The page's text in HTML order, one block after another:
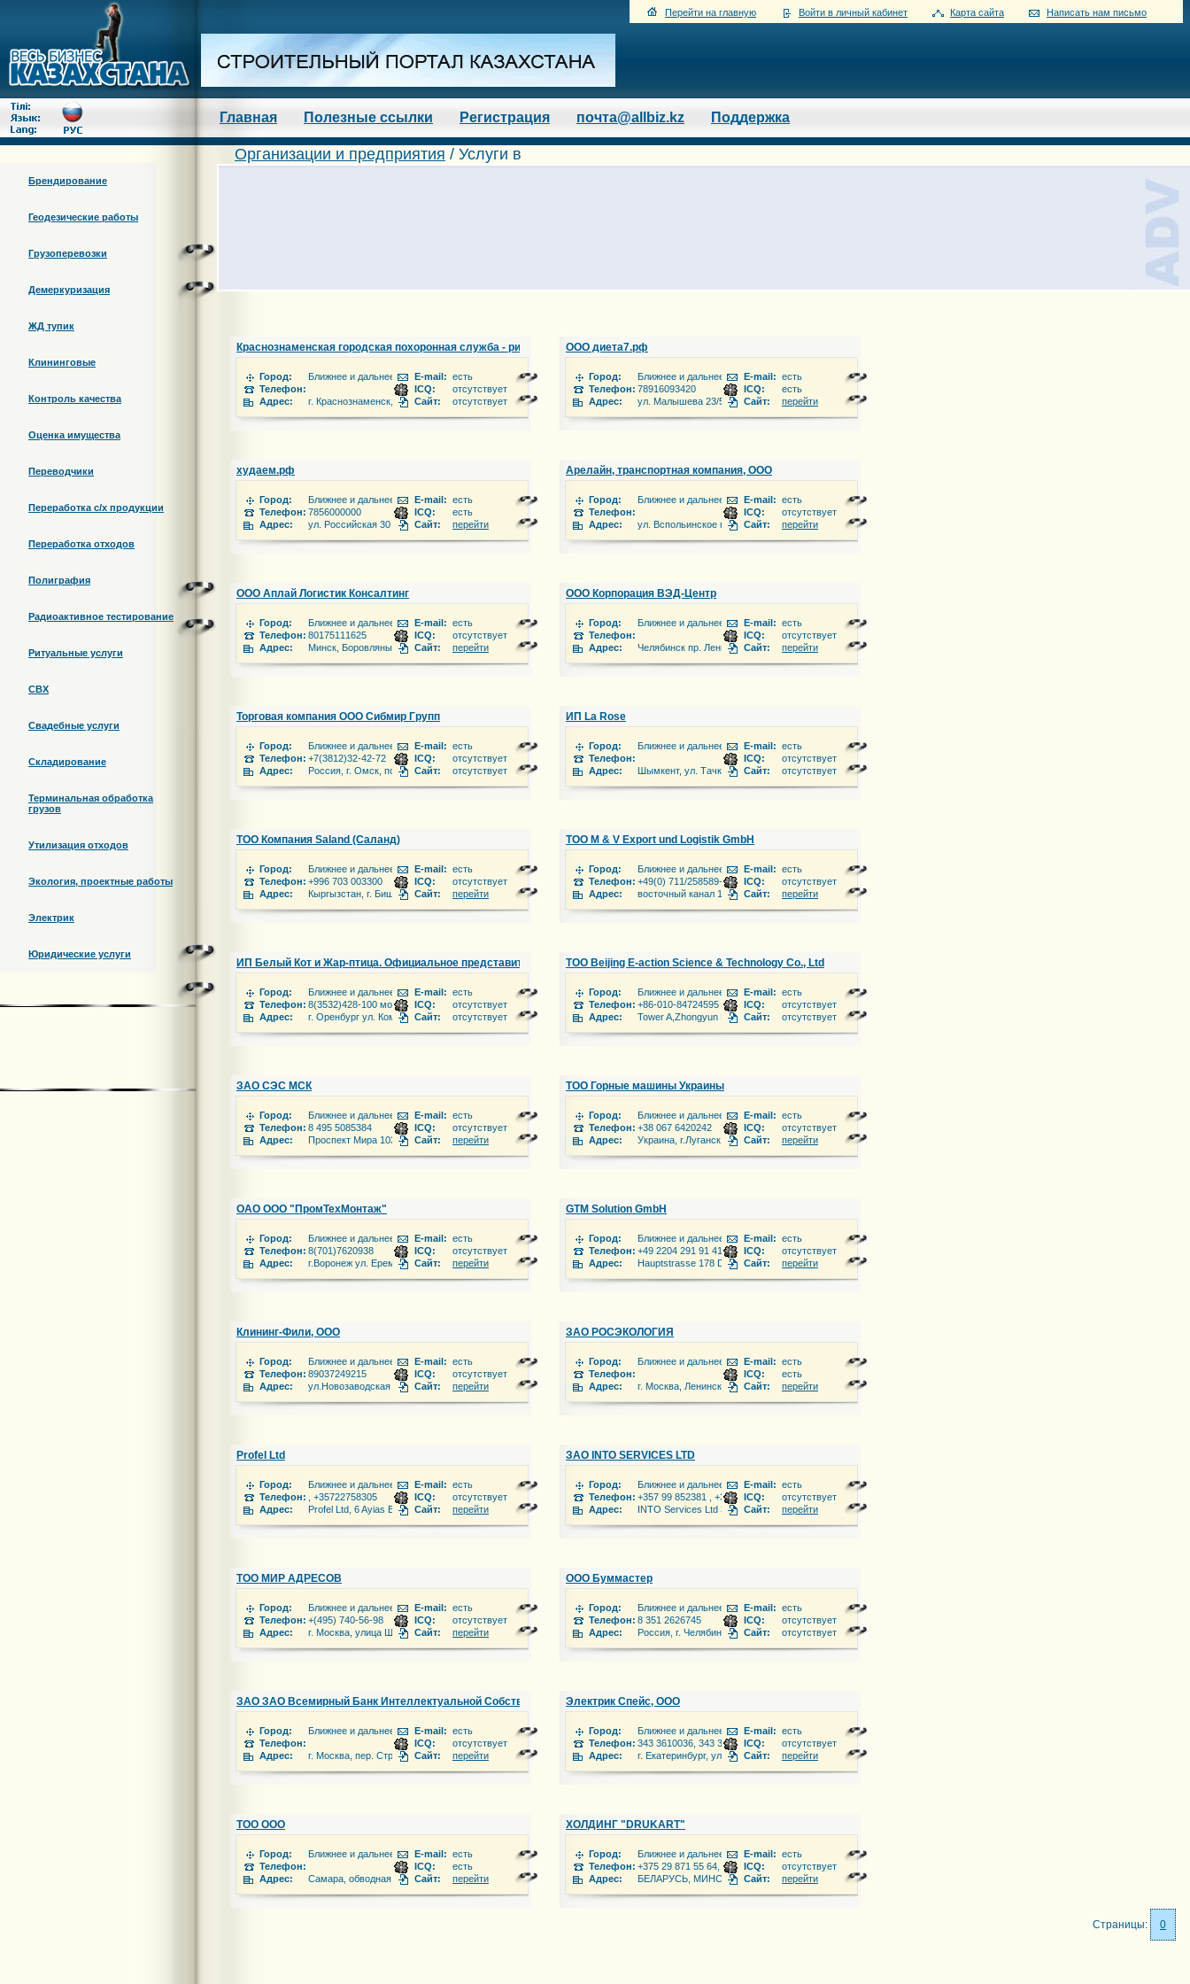
Перейти на главную Войти в личный кабинет Карта сайта Написать нам письмо
Главная Полезные ссылки Регистрация почта@allbiz.kz Поддержка
Брендирование
Геодезические работы
Грузоперевозки
Демеркуризация
ЖД тупик
Клининговые
Контроль качества
Оценка имущества
Переводчики
Переработка c/х продукции
Переработка отходов
Полиграфия
Радиоактивное тестирование
Ритуальные услуги
СВХ
Свадебные услуги
Складирование
Терминальная обработка
грузов
Утилизация отходов
Экология, проектные работы
Электрик
Юридические услуги
Организации и предприятия / Услуги в
Краснознаменская городская похоронная служба - ритуальные услуги в Краснознаменске
Город:
Ближнее и дальнее зарубежье
Телефон:
Адрес:
г. Краснознаменск, ул. Победы
E-mail: есть
ICQ:
отсутствует
Сайт:
отсутствует
OOO диета7.рф
Город:
Ближнее и дальнее зарубежье
Телефон: 78916093420
Адрес:
ул. Малышева 23/5
E-mail: есть
ICQ:
есть
Сайт:
перейти
худаем.рф
Город:
Ближнее и дальнее зарубежье
Телефон: 7856000000
Адрес:
ул. Российская 30 офис 54
E-mail: есть
ICQ:
есть
Сайт:
перейти
Арелайн, транспортная компания, ООО
Город:
Ближнее и дальнее зарубежье
Телефон:
Адрес:
ул. Вспольинское поле 2, этаж 3
E-mail: есть
ICQ:
отсутствует
Сайт:
перейти
ООО Аплай Логистик Консалтинг
Город:
Ближнее и дальнее зарубежье
Телефон: 80175111625
Адрес:
Минск, Боровляны, ул. 40 лет Победы 23а
E-mail: есть
ICQ:
отсутствует
Сайт:
перейти
ООО Корпорация ВЭД-Центр
Город:
Ближнее и дальнее зарубежье
Телефон:
Адрес:
Челябинск пр. Ленина 89 оф. 514-515
E-mail: есть
ICQ:
отсутствует
Сайт:
перейти
Торговая компания ООО Сибмир Групп
Город:
Ближнее и дальнее зарубежье
Телефон: +7(3812)32-42-72
Адрес:
Россия, г. Омск, пос. Биофабрика 30/1
E-mail: есть
ICQ:
отсутствует
Сайт:
отсутствует
ИП La Rose
Город:
Ближнее и дальнее зарубежье
Телефон:
Адрес:
Шымкент, ул. Тачке Хана 8
E-mail: есть
ICQ:
отсутствует
Сайт:
отсутствует
ТОО Компания Saland (Саланд)
Город:
Ближнее и дальнее зарубежье
Телефон: +996 703 003300
Адрес:
Кыргызстан, г. Бишкек, ул. Тыныстанова, 197/1
E-mail: есть
ICQ:
отсутствует
Сайт:
перейти
ТОО M & V Export und Logistik GmbH
Город:
Ближнее и дальнее зарубежье
Телефон: +49(0) 711/258589-70
Адрес:
восточный канал 11
E-mail: есть
ICQ:
отсутствует
Сайт:
перейти
ИП Белый Кот и Жар-птица. Официальное представительство РЦК Оренбург
Город:
Ближнее и дальнее зарубежье
Телефон: 8(3532)428-100 моб: 8(3532)21-73-40 моб:
Адрес:
г. Оренбург ул. Комсомольская 26 ТД «Фортуна» 3 этаж
E-mail: есть
ICQ:
отсутствует
Сайт:
отсутствует
ТОО Beijing E-action Science & Technology Co., Ltd
Город:
Ближнее и дальнее зарубежье
Телефон: +86-010-84724595
Адрес:
Tower A,Zhongyun Building,Wangjing Lize zhongjie,Chaoyang Districnt,Beijing,China
E-mail: есть
ICQ:
отсутствует
Сайт:
отсутствует
ЗАО СЭС МСК
Город:
Ближнее и дальнее зарубежье
Телефон: 8 495 5085384
Адрес:
Проспект Мира 103
E-mail: есть
ICQ:
отсутствует
Сайт:
перейти
ТОО Горные машины Украины
Город:
Ближнее и дальнее зарубежье
Телефон: +38 067 6420242
Адрес:
Украина, г.Луганск, ул. В.Пятёркина, 30
E-mail: есть
ICQ:
отсутствует
Сайт:
перейти
ОАО ООО "ПромТехМонтаж"
Город:
Ближнее и дальнее зарубежье
Телефон: 8(701)7620938
Адрес:
г.Воронеж ул. Еремеева 6
E-mail: есть
ICQ:
отсутствует
Сайт:
перейти
GTM Solution GmbH
Город:
Ближнее и дальнее зарубежье
Телефон: +49 2204 291 91 41
Адрес:
Hauptstrasse 178 D-51462 Bergisch Gladbach
E-mail: есть
ICQ:
отсутствует
Сайт:
перейти
Клининг-Фили, ООО
Город:
Ближнее и дальнее зарубежье
Телефон: 89037249215
Адрес:
ул.Новозаводская 13
E-mail: есть
ICQ:
отсутствует
Сайт:
перейти
ЗАО РОСЭКОЛОГИЯ
Город:
Ближнее и дальнее зарубежье
Телефон:
Адрес:
г. Москва, Ленинский проспект д. 146, 6 этаж
E-mail: есть
ICQ:
есть
Сайт:
перейти
Profel Ltd
Город:
Ближнее и дальнее зарубежье
Телефон:
, +35722758305
Адрес:
Profel Ltd, 6 Ayias Elenis Street, Ayias Elenis Building, Suites 43-44, 1060-Nicosia, CYPRUS.
E-mail: есть
ICQ:
отсутствует
Сайт:
перейти
ЗАО INTO SERVICES LTD
Город:
Ближнее и дальнее зарубежье
Телефон: +357 99 852381 , +357 24621001
Адрес:
INTO Services Ltd 33 Makarious Avenue, Frixos-Christiana Court, office 32, Larnaca, 6017 Cyprus.
E-mail: есть
ICQ:
отсутствует
Сайт:
перейти
ТОО МИР АДРЕСОВ
Город:
Ближнее и дальнее зарубежье
Телефон: +(495) 740-56-98
Адрес:
г. Москва, улица Шаболовка, 34, стр.3
E-mail: есть
ICQ:
отсутствует
Сайт:
перейти
ООО Буммастер
Город:
Ближнее и дальнее зарубежье
Телефон: 8 351 2626745
Адрес:
Россия, г. Челябинск, ул. Кузнецова, д.1
E-mail: есть
ICQ:
отсутствует
Сайт:
отсутствует
ЗАО ЗАО Всемирный Банк Интеллектуальной Собственности (WIPB)
Город:
Ближнее и дальнее зарубежье
Телефон:
Адрес:
г. Москва, пер. Строченовский Б., 22/25 офис №400
E-mail: есть
ICQ:
отсутствует
Сайт:
перейти
Электрик Спейс, ООО
Город:
Ближнее и дальнее зарубежье
Телефон: 343 3610036, 343 3792371
Адрес:
г. Екатеринбург, ул. Чапаева, д. 1а
E-mail: есть
ICQ:
отсутствует
Сайт:
перейти
ТОО ООО
Город:
Ближнее и дальнее зарубежье
Телефон:
Адрес:
Самара, обводная 1
E-mail: есть
ICQ:
есть
Сайт:
перейти
ХОЛДИНГ "DRUKART"
Город:
Ближнее и дальнее зарубежье
Телефон: +375 29 871 55 64, +375 29 371 55 64, 8(01713) 69 3 39, 69 0 39
Адрес:
БЕЛАРУСЬ, МИНСКАЯ ОБЛОСТЬ, ПУХОВИЧСКИЙ РАЙОН, Г. МАРЬИНА ГОРКА УЛ. СПАСАТЕЛЕЙ, 2., ОФИС 322, 326
E-mail: есть
ICQ:
отсутствует
Сайт:
перейти
Страницы: 0